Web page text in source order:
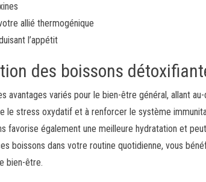
allié thermogénique
l’appétit
des boissons
variés pour le bien-être général, allant
le stress oxydatif et à renforcer le système
favorise également une meilleure hydratation et
boissons dans votre routine quotidienne, vous
bien-être.